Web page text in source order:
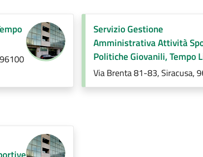
Servizio Gestione
Amministrativa Attività
Politiche Giovanili, Tempo
e Servizi Ausiliari (E.Q.)
Via Brenta 81-83, Siracusa,